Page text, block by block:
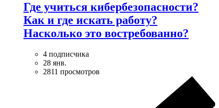
Где учиться кибербезопасноcти?
Как и где искать работу?
Насколько это востребованно?
4 подписчика
28 янв.
2811 просмотров